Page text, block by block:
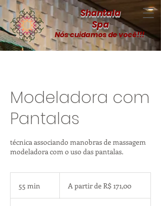
Shantala
Spa
Nós cuidamos de você!!!
Modeladora com
Pantalas
técnica associando manobras de massagem
modeladora com o uso das pantalas.
55 min
171,00
A partir de R$ 171,00